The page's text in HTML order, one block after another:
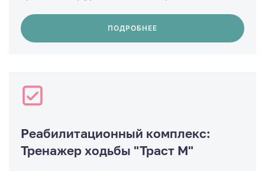
ПОДРОБНЕЕ
Реабилитационный комплекс:
Тренажер ходьбы "Траст М"